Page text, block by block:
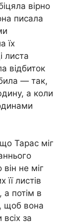
вірно
писала
їх
листа
відбиток
— так,
а коли
Тарас міг
не міг
її листів
а потім в
щоб вона
за